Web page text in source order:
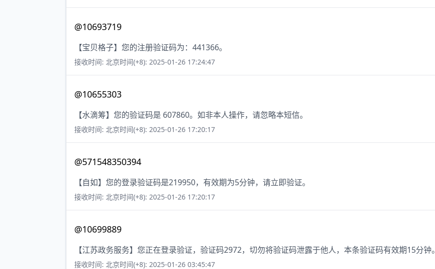
@10693719
【宝贝格子】您的注册验证码为：441366。
接收时间: 北京时间(+8): 2025-01-26 17:24:47
@10655303
【水滴筹】您的验证码是 607860。如非本人操作，请忽略本短信。
接收时间: 北京时间(+8): 2025-01-26 17:20:17
@571548350394
【自如】您的登录验证码是219950，有效期为5分钟，请立即验证。
接收时间: 北京时间(+8): 2025-01-26 17:20:17
@10699889
【江苏政务服务】您正在登录验证，验证码2972，切勿将验证码泄露于他人，本条验证码有效期15分钟。
接收时间: 北京时间(+8): 2025-01-26 03:45:47